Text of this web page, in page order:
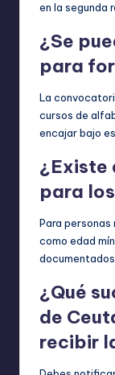
en la segunda
¿Se
para
La
cursos de
encajar bajo
¿Existe
para
Para
como edad
¿Qué
de
recibir